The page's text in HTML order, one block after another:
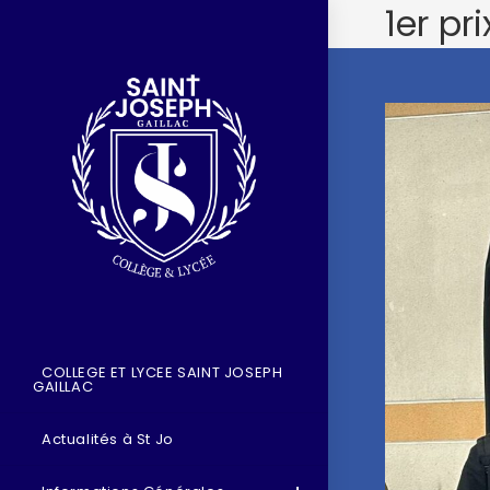
COLLEGE ET LYCEE SAINT JOSEPH
GAILLAC
Actualités à St Jo
1er